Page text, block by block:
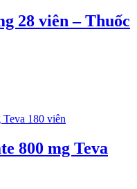
28 viên – Thuốc
800 mg Teva